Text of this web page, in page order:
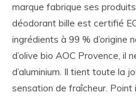
marque fabrique ses
déodorant bille est certifié
ingrédients à 99 % d’origine
d’olive bio AOC Provence, il
d’aluminium. Il tient toute la
sensation de fraîcheur. Point